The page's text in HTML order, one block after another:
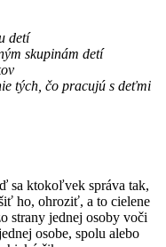
detí
skupinám detí
tých, čo pracujú s deťmi
sa ktokoľvek správa tak,
ho, ohroziť, a to cielene
strany jednej osoby voči
osobe, spolu alebo